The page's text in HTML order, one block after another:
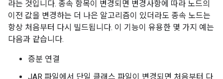
라는 것입니다. 종속 항목이 변경되면 변경사항에 따라 노드의
이전 값을 변경하는 더 나은 알고리즘이 있더라도 종속 노드는
항상 처음부터 다시 빌드됩니다. 이 기능이 유용한 몇 가지 예는
다음과 같습니다.
증분 연결
JAR 파일에서 단일 클래스 파일이 변경되면 처음부터 다